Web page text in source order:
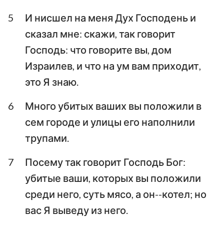
5
И нисшел на меня Дух Господень и
сказал мне: скажи, так говорит
Господь: что говорите вы, дом
Израилев, и что на ум вам приходит,
это Я знаю.
6
Много убитых ваших вы положили в
сем городе и улицы его наполнили
трупами.
7
Посему так говорит Господь Бог:
убитые ваши, которых вы положили
среди него, суть мясо, а он--котел; но
вас Я выведу из него.